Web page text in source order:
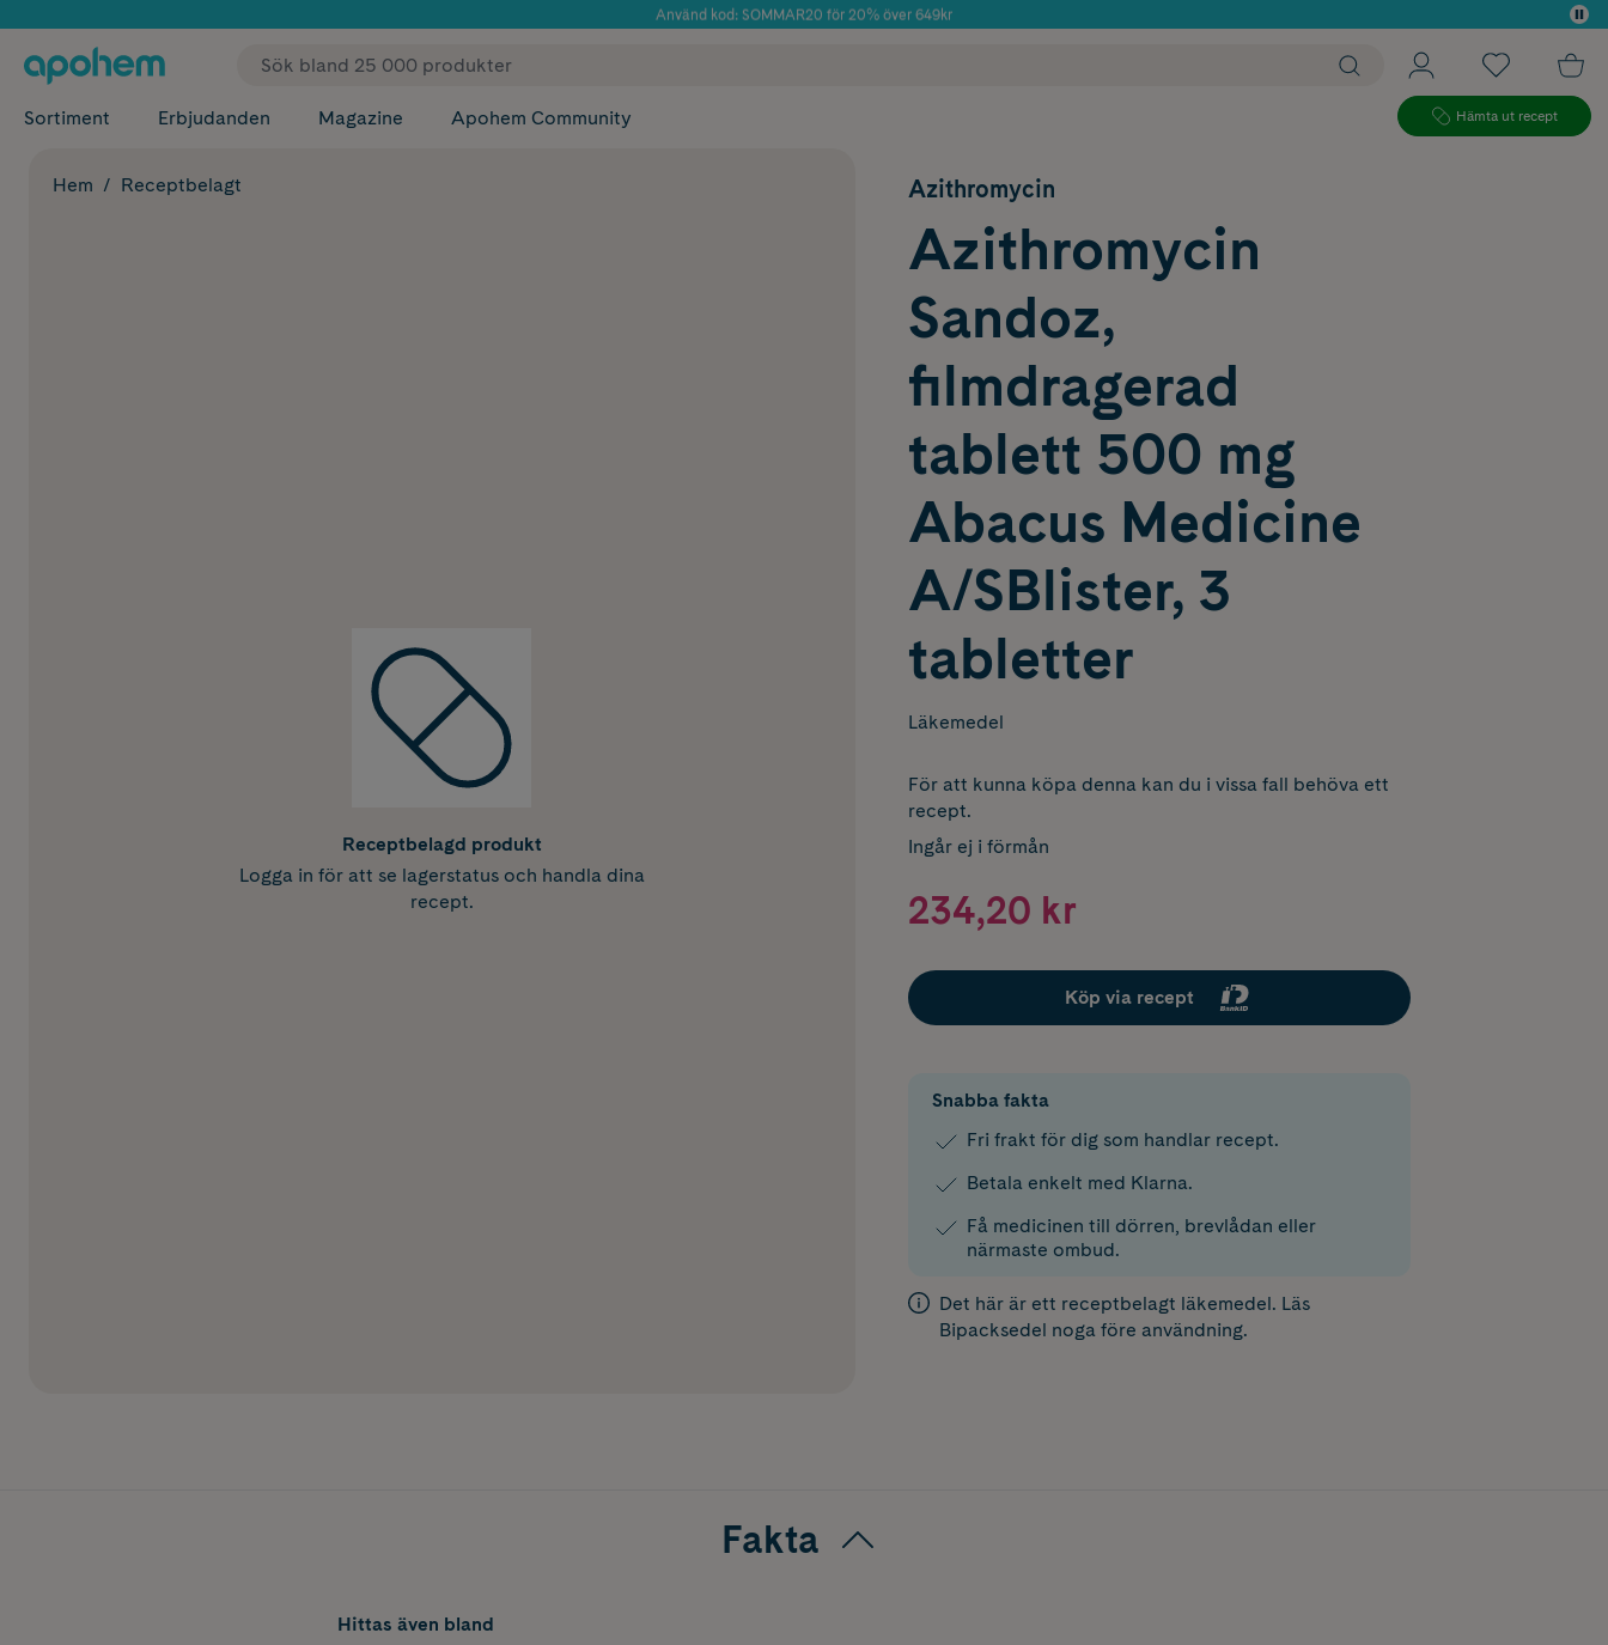
Använd kod: SOMMAR20 för 20% över 649kr
✓ Fri frakt
Sortiment Erbjudanden Magazine Apohem Community Hämta ut recept
Hem Receptbelagt
Receptbelagd produkt
Logga in för att se lagerstatus och handla dina
recept.
Azithromycin
Azithromycin
Sandoz,
filmdragerad
tablett 500 mg
Abacus Medicine
A/SBlister, 3
tabletter
Läkemedel
För att kunna köpa denna kan du i vissa fall behöva ett
recept.
Ingår ej i förmån
234,20 kr
Köp via recept
Snabba fakta
Fri frakt för dig som handlar recept.
Betala enkelt med Klarna.
Få medicinen till dörren, brevlådan eller
närmaste ombud.
Det här är ett receptbelagt läkemedel. Läs
Bipacksedel noga före användning.
Fakta
Hittas även bland